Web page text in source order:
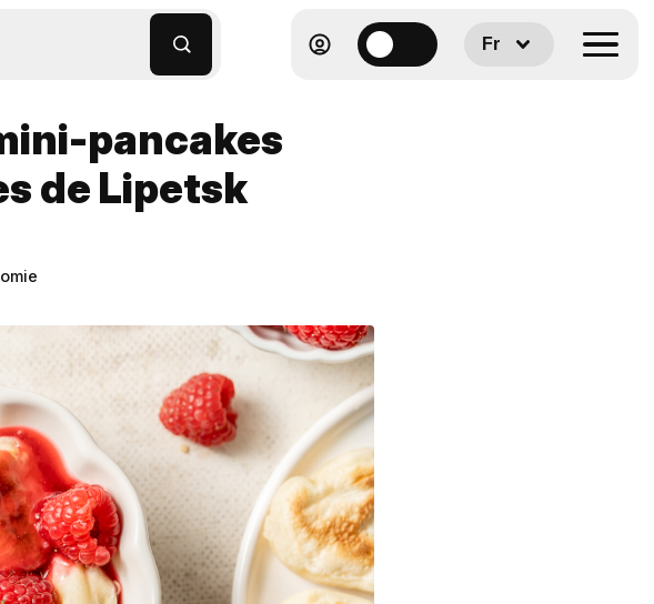
Fr
pancakes
de Lipetsk